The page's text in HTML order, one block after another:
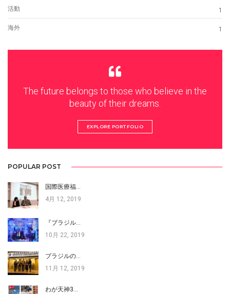
活動 1
海外 1
The future belongs to those who believe in the
beauty of their dreams.
EXPLORE PORTFOLIO
POPULAR POST
国際医療福…
4月 12, 2019
『ブラジル…
10月 22, 2019
ブラジルの…
11月 12, 2019
わが天神3…